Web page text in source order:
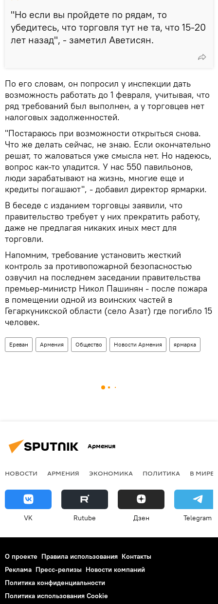
"Но если вы пройдете по рядам, то
убедитесь, что торговля тут не та, что 15-20
лет назад", - заметил Аветисян.
По его словам, он попросил у инспекции дать
возможность работать до 1 февраля, учитывая, что
ряд требований был выполнен, а у торговцев нет
налоговых задолженностей.
"Постараюсь при возможности открыться снова.
Что же делать сейчас, не знаю. Если окончательно
решат, то жаловаться уже смысла нет. Но надеюсь,
вопрос как-то уладится. У нас 550 павильонов,
люди зарабатывают на жизнь, многие еще и
кредиты погашают", - добавил директор ярмарки.
В беседе с изданием торговцы заявили, что
правительство требует у них прекратить работу,
даже не предлагая никаких иных мест для
торговли.
Напомним, требование установить жесткий
контроль за противопожарной безопасностью
озвучил на последнем заседании правительства
премьер-министр Никол Пашинян - после пожара
в помещении одной из воинских частей в
Гегаркуникской области (село Азат) где погибло 15
человек.
Ереван Армения Общество Новости Армения ярмарка
Армения
НОВОСТИ АРМЕНИЯ ЭКОНОМИКА ПОЛИТИКА В МИРЕ
VK Rutube Дзен Telegram
О проекте Правила использования Контакты
Реклама Пресс-релизы Новости компаний
Политика конфиденциальности
Политика использования Cookie